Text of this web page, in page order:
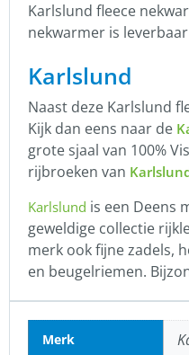
Karlslund fleece
nekwarmer is
Karlslund
Naast deze Karlslund
Kijk dan eens naar de
grote sjaal van 100%
rijbroeken van
Karlslund is een Deens
geweldige collectie
merk ook fijne zadels,
en beugelriemen.
Merk